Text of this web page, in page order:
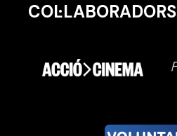
COL·LABORADORS